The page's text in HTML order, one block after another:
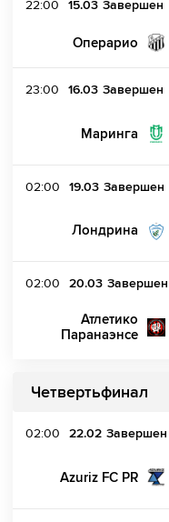
22:00 15.03 Завершен
Операрио
23:00 16.03 Завершен
Маринга
02:00 19.03 Завершен
Лондрина
02:00 20.03 Завершен
Атлетико
Паранаэнсе
Четвертьфинал
02:00 22.02 Завершен
Azuriz FC PR